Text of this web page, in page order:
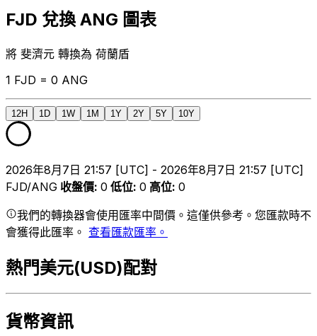
FJD 兌換 ANG 圖表
將 斐濟元 轉換為 荷蘭盾
1 FJD = 0 ANG
12H 1D 1W 1M 1Y 2Y 5Y 10Y
2026年8月7日 21:57 [UTC] - 2026年8月7日 21:57 [UTC]
FJD/ANG 收盤價: 0 低位: 0 高位: 0
我們的轉換器會使用匯率中間價。這僅供參考。您匯款時不
會獲得此匯率。 查看匯款匯率。
熱門美元(USD)配對
貨幣資訊